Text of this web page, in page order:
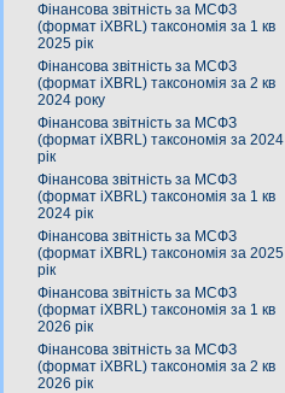
Фінансова звітність за МСФЗ
(формат iXBRL) таксономія за 1 кв
2025 рік
Фінансова звітність за МСФЗ
(формат iXBRL) таксономія за 2 кв
2024 року
Фінансова звітність за МСФЗ
(формат iXBRL) таксономія за 2024
рік
Фінансова звітність за МСФЗ
(формат iXBRL) таксономія за 1 кв
2024 рік
Фінансова звітність за МСФЗ
(формат iXBRL) таксономія за 2025
рік
Фінансова звітність за МСФЗ
(формат iXBRL) таксономія за 1 кв
2026 рік
Фінансова звітність за МСФЗ
(формат iXBRL) таксономія за 2 кв
2026 рік